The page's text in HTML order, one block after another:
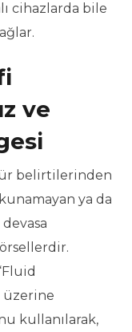
cihazlarda bile
ve
belirtilerinden
ya da
üzerine
kullanılarak,